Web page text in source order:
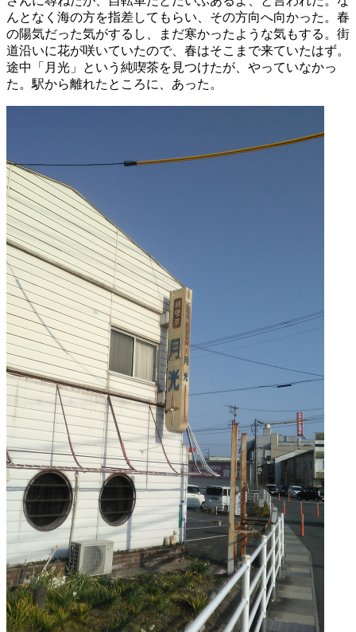
んとなく海の方を指差してもらい、その方向へ向かった。春
の陽気だった気がするし、まだ寒かったような気もする。街
道沿いに花が咲いていたので、春はそこまで来ていたはず。
途中「月光」という純喫茶を見つけたが、やっていなかっ
た。駅から離れたところに、あった。